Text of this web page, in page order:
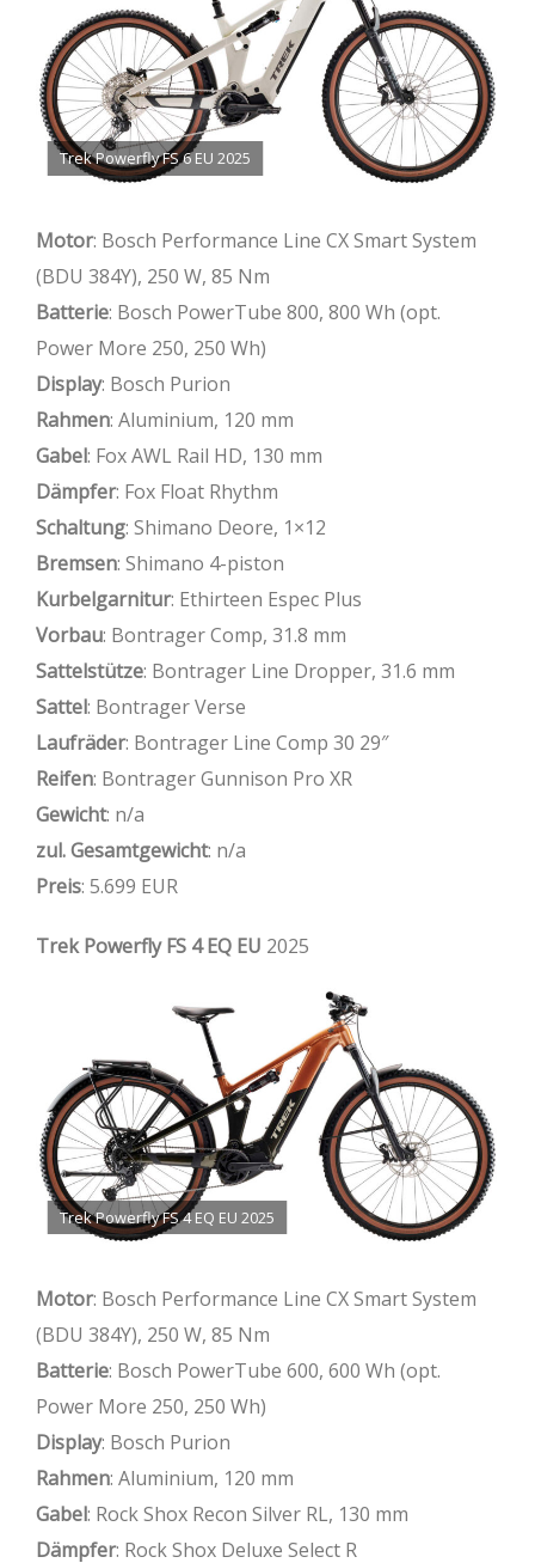
Trek Powerfly FS 6 EU 2025
Motor: Bosch Performance Line CX Smart System
(BDU 384Y), 250 W, 85 Nm
Batterie: Bosch PowerTube 800, 800 Wh (opt.
Power More 250, 250 Wh)
Display: Bosch Purion
Rahmen: Aluminium, 120 mm
Gabel: Fox AWL Rail HD, 130 mm
Dämpfer: Fox Float Rhythm
Schaltung: Shimano Deore, 1×12
Bremsen: Shimano 4-piston
Kurbelgarnitur: Ethirteen Espec Plus
Vorbau: Bontrager Comp, 31.8 mm
Sattelstütze: Bontrager Line Dropper, 31.6 mm
Sattel: Bontrager Verse
Laufräder: Bontrager Line Comp 30 29″
Reifen: Bontrager Gunnison Pro XR
Gewicht: n/a
zul. Gesamtgewicht: n/a
Preis: 5.699 EUR
Trek Powerfly FS 4 EQ EU 2025
Trek Powerfly FS 4 EQ EU 2025
Motor: Bosch Performance Line CX Smart System
(BDU 384Y), 250 W, 85 Nm
Batterie: Bosch PowerTube 600, 600 Wh (opt.
Power More 250, 250 Wh)
Display: Bosch Purion
Rahmen: Aluminium, 120 mm
Gabel: Rock Shox Recon Silver RL, 130 mm
Dämpfer: Rock Shox Deluxe Select R